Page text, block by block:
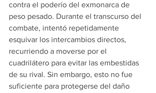
contra el poderío del exmonarca de
peso pesado. Durante el transcurso del
combate, intentó repetidamente
esquivar los intercambios directos,
recurriendo a moverse por el
cuadrilátero para evitar las embestidas
de su rival. Sin embargo, esto no fue
suficiente para protegerse del daño